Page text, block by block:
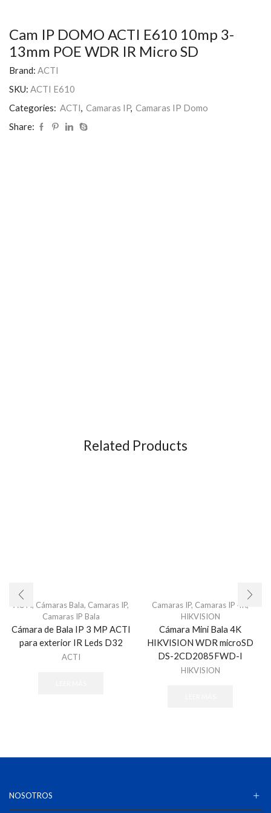
Cam IP DOMO ACTI E610 10mp 3-
13mm POE WDR IR Micro SD
Brand: ACTI
SKU: ACTI E610
Categories: ACTI, Camaras IP, Camaras IP Domo
Share:
Related Products
ACTI, Cámaras Bala, Camaras IP,
Camaras IP Bala
Cámara de Bala IP 3 MP ACTI
para exterior IR Leds D32
ACTI
Camaras IP, Camaras IP 4K,
HIKVISION
Cámara Mini Bala 4K
HIKVISION WDR microSD
DS-2CD2085FWD-I
HIKVISION
NOSOTROS